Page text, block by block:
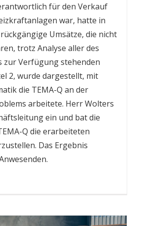
für den Verkauf
war, hatte in
Umsätze, die nicht
trotz Analyse aller des
zur Verfügung stehenden
2, wurde dargestellt, mit
die TEMA-Q an der
arbeitete. Herr Wolters
ein und bat die
Q die erarbeiteten
Das Ergebnis